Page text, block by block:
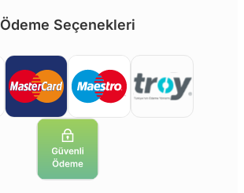
Ödeme Seçenekleri